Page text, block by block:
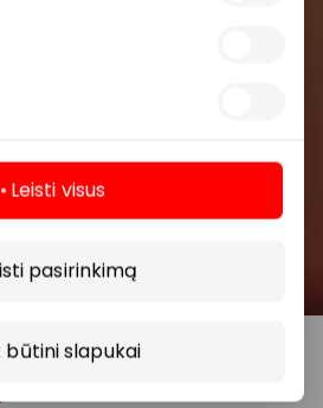
Leisti visus
pasirinkimą
būtini slapukai
naujienas. Dėl to AKROPOLIS
tikslu. Sutikimą galėsi bet
spaudžiant nuorodą
arba kreipiantis
Daugiau